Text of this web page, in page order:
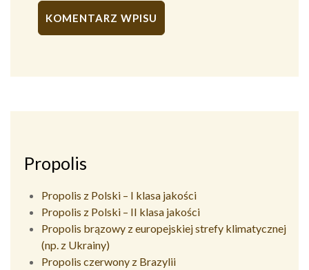
Propolis
Propolis z Polski – I klasa jakości
Propolis z Polski – II klasa jakości
Propolis brązowy z europejskiej strefy klimatycznej
(np. z Ukrainy)
Propolis czerwony z Brazylii